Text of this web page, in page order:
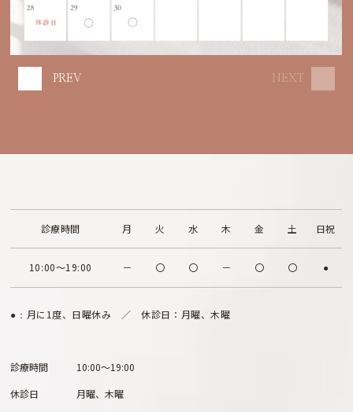
NEXT
PREV
診療時間 月 火 水 木 金 土 日祝
10:00～19:00 － 〇 〇 － 〇 〇 ●
●： 月に1度、日曜休み ／ 休診日：月曜、木曜
診療時間
10:00～19:00
休診日
月曜、木曜